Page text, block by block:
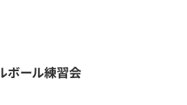
ボール練習会